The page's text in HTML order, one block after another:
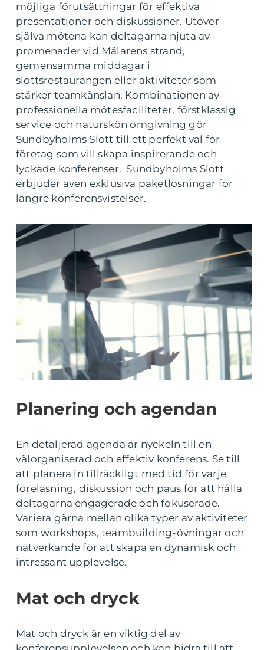
möjliga förutsättningar för effektiva
presentationer och diskussioner. Utöver
själva mötena kan deltagarna njuta av
promenader vid Mälarens strand,
gemensamma middagar i
slottsrestaurangen eller aktiviteter som
stärker teamkänslan. Kombinationen av
professionella mötesfaciliteter, förstklassig
service och naturskön omgivning gör
Sundbyholms Slott till ett perfekt val för
företag som vill skapa inspirerande och
lyckade konferenser. Sundbyholms Slott
erbjuder även exklusiva paketlösningar för
längre konferensvistelser.
Planering och agendan
En detaljerad agenda är nyckeln till en
välorganiserad och effektiv konferens. Se till
att planera in tillräckligt med tid för varje
föreläsning, diskussion och paus för att hålla
deltagarna engagerade och fokuserade.
Variera gärna mellan olika typer av aktiviteter
som workshops, teambuilding-övningar och
nätverkande för att skapa en dynamisk och
intressant upplevelse.
Mat och dryck
Mat och dryck är en viktig del av